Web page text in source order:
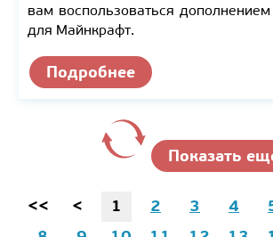
вам воспользоваться
для Майнкрафт.
Подробнее
Показать
<< < 1 2 3 4